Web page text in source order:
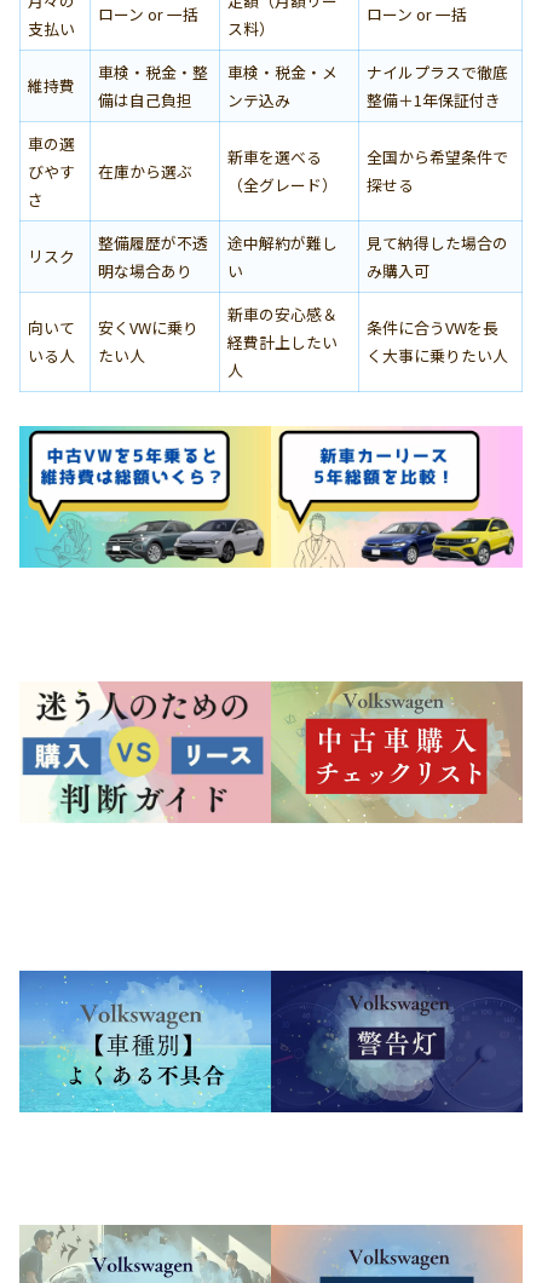
支払い
ローン or 一括
ス料）
ローン or 一括
維持費
車検・税金・整
備は自己負担
車検・税金・メ
ンテ込み
ナイルプラスで徹底
整備＋1年保証付き
車の選
びやす
さ
在庫から選ぶ
新車を選べる
（全グレード）
全国から希望条件で
探せる
リスク
整備履歴が不透
明な場合あり
途中解約が難し
い
見て納得した場合の
み購入可
向いて
いる人
安くVWに乗り
たい人
新車の安心感＆
経費計上したい
人
条件に合うVWを長
く大事に乗りたい人